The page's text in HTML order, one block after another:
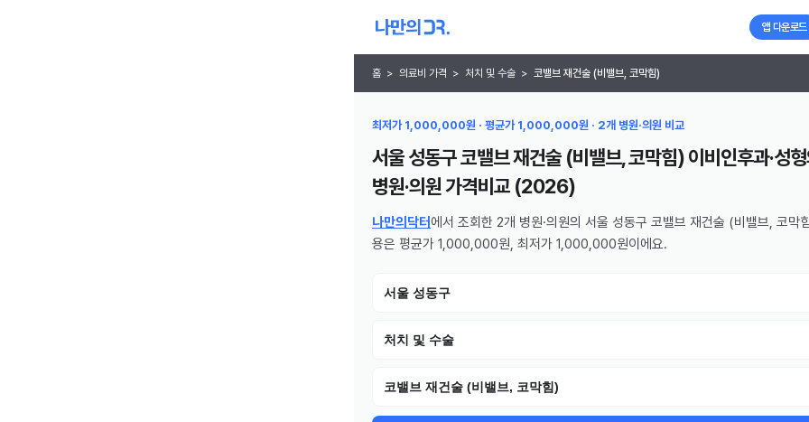
앱 다운로드
홈 > 의료비 가격 > 처치 및 수술 > 코밸브 재건술 (비밸브, 코막힘)
최저가 1,000,000원 · 평균가 1,000,000원 · 2개 병원·의원 비교
서울 성동구 코밸브 재건술 (비밸브, 코막힘) 이비인후과·성
병원·의원가격비교 (2026)
나만의닥터 에서 조회한 2개 병원·의원의 서울 성동구 코밸브 재건술 (비밸브, 코막
용은 평균가 1,000,000원, 최저가 1,000,000원이에요.
서울 성동구
처치 및 수술
코밸브 재건술 (비밸브, 코막힘)